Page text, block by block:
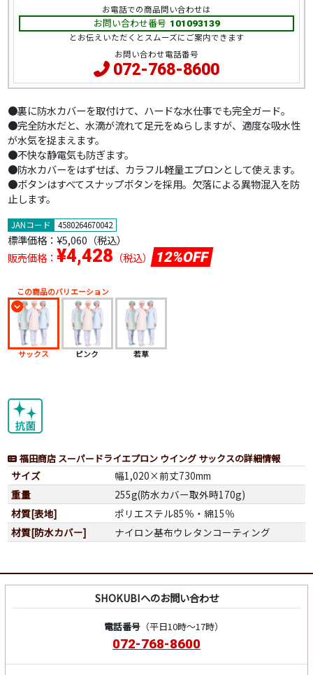
●裏に防水カバーを取付けて、ハードな水仕事でも完全ガード。
●完全防水だと、水滴が流れて足元をぬらしますが、適度な吸水性
が水気を捉まえます。
●不快な静電気も防ぎます。
●防水カバーをはずせば、カラフル軽量エプロンとして使えます。
●ボタンはすべてスナップボタンを採用。欠落による異物混入を防
止します。
JANコード 4580264670042
標準価格： ¥5,060（税込）
販売価格： ¥4,428 （税込） 12%OFF
この商品のバリエーション
サックス ピンク 若草
福田商店 スーパードライエプロン ウイング サックスの詳細情報
サイズ
幅1,020×前丈730mm
重量
255g(防水カバー取外時170g)
材質[表地]
ポリエステル85％・綿15％
材質[防水カバー]
ナイロン基布ウレタンコーティング
お電話での商品問い合わせは
お問い合わせ番号 101093139
とお伝えいただくとスムーズにご案内できます
お問い合わせ電話番号
072-768-8600
SHOKUBIへのお問い合わせ
電話番号（平日10時～17時）
072-768-8600